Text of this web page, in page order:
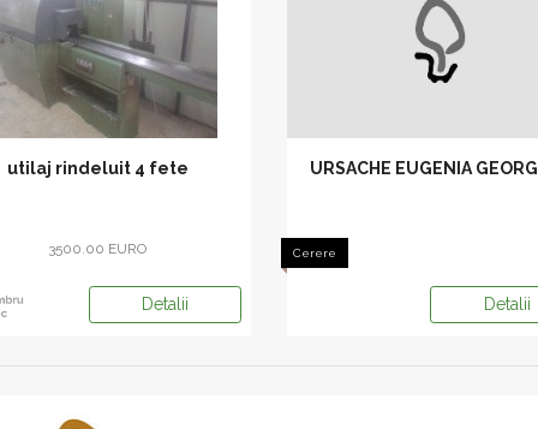
utilaj rindeluit 4 fete
3500.00 EURO
Detalii
URSACHE EUGENIA
Cerere
Detalii